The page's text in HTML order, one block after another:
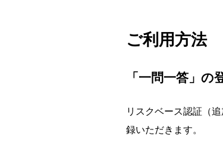
ご利用方法
「一問一答」の
リスクベース認証（
録いただきます。